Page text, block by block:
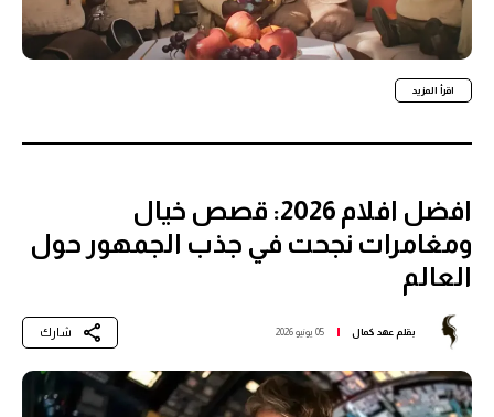
اقرأ المزيد
افضل افلام 2026: قصص خيال
ومغامرات نجحت في جذب الجمهور حول
العالم
بقلم عهد كمال 05 يونيو 2026 شارك